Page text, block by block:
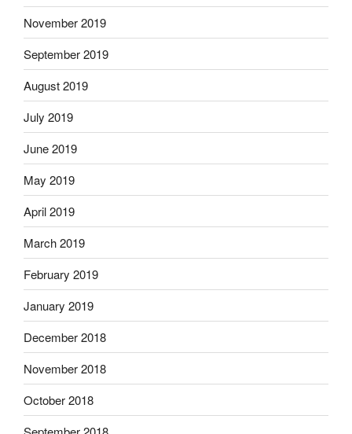
November 2019
September 2019
August 2019
July 2019
June 2019
May 2019
April 2019
March 2019
February 2019
January 2019
December 2018
November 2018
October 2018